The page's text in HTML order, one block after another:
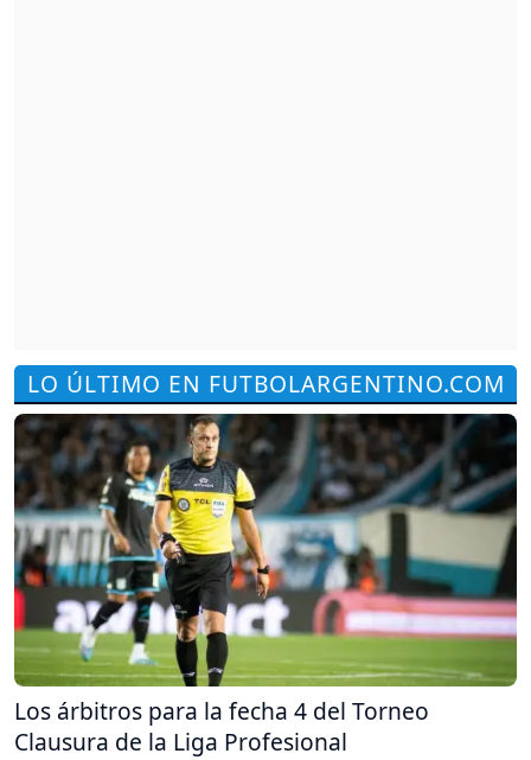
LO ÚLTIMO EN FUTBOLARGENTINO.COM
Los árbitros para la fecha 4 del Torneo
Clausura de la Liga Profesional